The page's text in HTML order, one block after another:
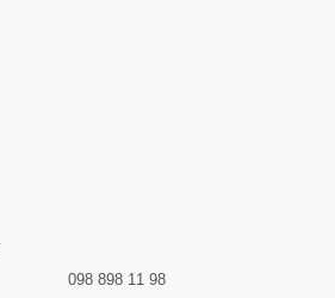
098 898 11 98